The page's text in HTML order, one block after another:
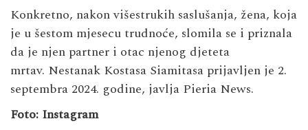
Konkretno, nakon višestrukih saslušanja, žena, koja
je u šestom mjesecu trudnoće, slomila se i priznala
da je njen partner i otac njenog djeteta
mrtav. Nestanak Kostasa Siamitasa prijavljen je 2.
septembra 2024. godine, javlja Pieria News.
Foto: Instagram